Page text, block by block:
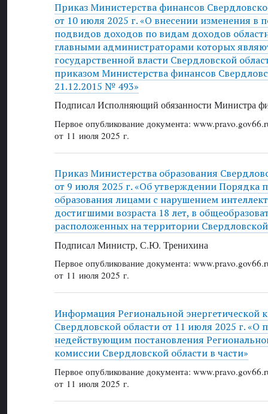
Приказ Министерства финансов
от 10 июля 2025 г. «О внесении изменения в
подвидов доходов по видам доходов
главными администраторами которых
государственной власти Свердловской
приказом Министерства финансов
21.12.2015 № 493»
Подписал Исполняющий обязанности Министра
Первое опубликование документа:
от 11 июля 2025 г.
Приказ Министерства образования
от 9 июля 2025 г. «Об утверждении Порядка
образования лицами с нарушением
достигшими возраста 18 лет, в
расположенных на территории
Подписал Министр, С.Ю. Тренихина
Первое опубликование документа:
от 11 июля 2025 г.
Информация Региональной энергетической
Свердловской области от 11 июля 2025 г. «О
недействующим постановления
комиссии Свердловской области в части»
Первое опубликование документа:
от 11 июля 2025 г.